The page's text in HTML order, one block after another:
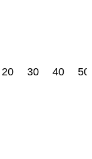
20 30 40 50